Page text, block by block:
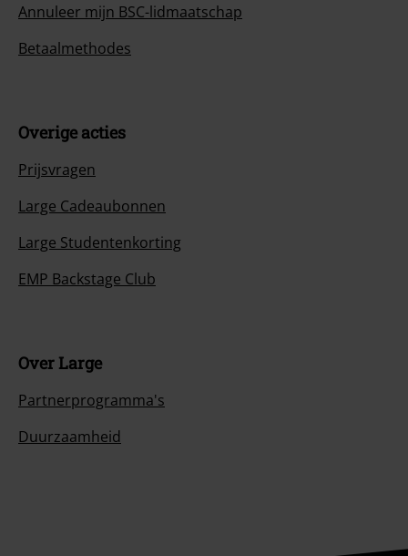
Annuleer mijn BSC-lidmaatschap
Betaalmethodes
Overige acties
Prijsvragen
Large Cadeaubonnen
Large Studentenkorting
EMP Backstage Club
Over Large
Partnerprogramma's
Duurzaamheid